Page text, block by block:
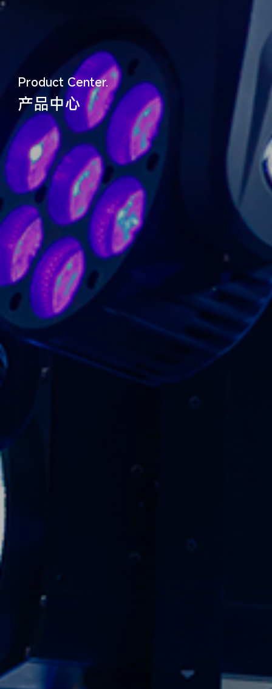
Product Center.
产品中心